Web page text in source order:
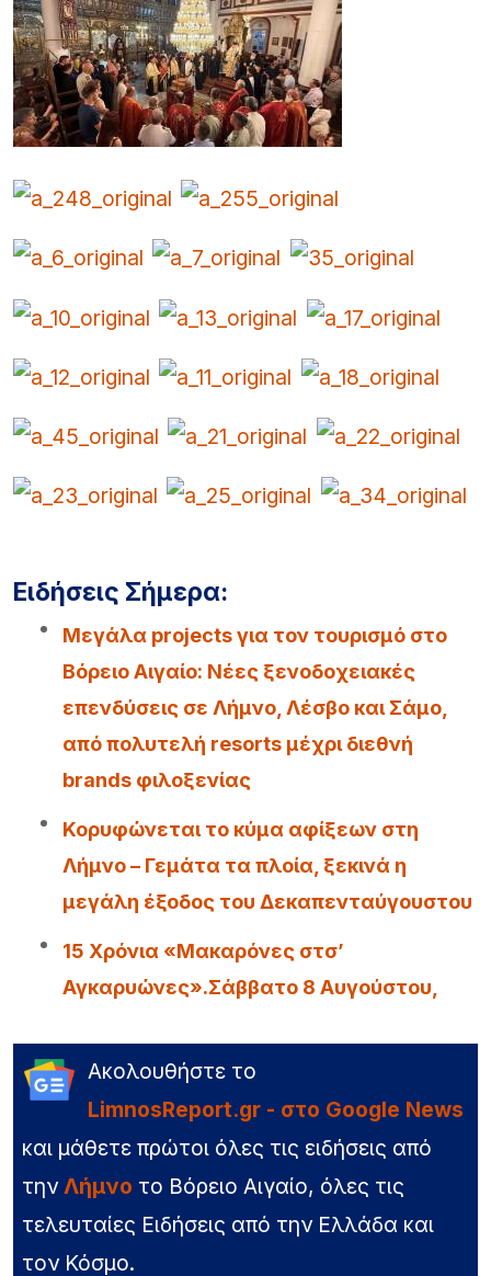
Ειδήσεις Σήμερα:
Μεγάλα projects για τον τουρισμό στο
Βόρειο Αιγαίο: Νέες ξενοδοχειακές
επενδύσεις σε Λήμνο, Λέσβο και Σάμο,
από πολυτελή resorts μέχρι διεθνή
brands φιλοξενίας
Κορυφώνεται το κύμα αφίξεων στη
Λήμνο – Γεμάτα τα πλοία, ξεκινά η
μεγάλη έξοδος του Δεκαπενταύγουστου
15 Χρόνια «Μακαρόνες στσ’
Αγκαρυώνες».Σάββατο 8 Αυγούστου,
Ακολουθήστε το
LimnosReport.gr - στο Google News
και μάθετε πρώτοι όλες τις ειδήσεις από
την Λήμνο το Βόρειο Αιγαίο, όλες τις
τελευταίες Ειδήσεις από την Ελλάδα και
τον Κόσμο.